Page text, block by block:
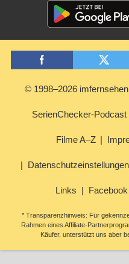
© 1998–2026
SerienChecker-Podcast
Filme A–Z
Datenschutzeinstellungen
Links Facebook
* Transparenzhinweis: Für
Rahmen eines Affiliate-
Käufer, unterstützt uns aber